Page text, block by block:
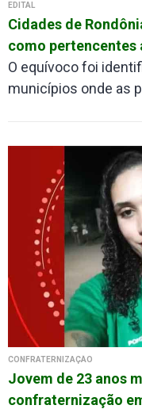
EDITAL
Cidades de
como pertencentes
O equívoco foi
municípios onde as
CONFRATERNIZAÇÃO
Jovem de 23 anos
confraternização